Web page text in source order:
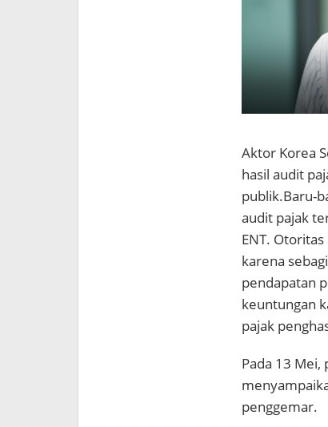
Aktor Korea
hasil audit
publik.Baru-
audit pajak
ENT. Otoritas
karena
pendapatan
keuntungan
pajak
Pada 13
penggemar.